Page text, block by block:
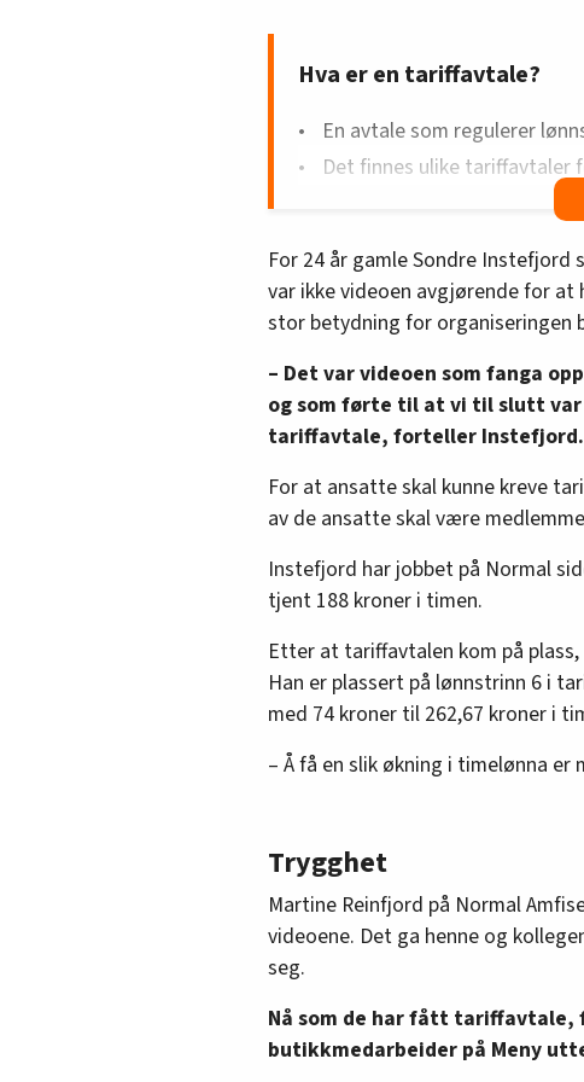
Hva er en tariffavtale?
En avtale som regulerer
Det finnes ulike tariffavtaler
Inngått mellom ulike
Må undertegnes av
plassen.
Avtalene revideres i
For 24 år gamle Sondre
var ikke videoen avgjørende for at
stor betydning for organiseringen
– Det var videoen som fanga
og som førte til at vi til slutt
tariffavtale, forteller Instefjord.
For at ansatte skal kunne kreve
av de ansatte skal være
Instefjord har jobbet på Normal
tjent 188 kroner i timen.
Etter at tariffavtalen kom på
Han er plassert på lønnstrinn 6 i
med 74 kroner til 262,67 kroner i
– Å få en slik økning i timelønna
Trygghet
Martine Reinfjord på Normal
videoene. Det ga henne og
seg.
Nå som de har fått tariffavtale,
butikkmedarbeider på Meny